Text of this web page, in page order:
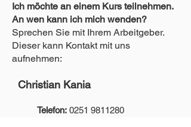
Ich möchte an einem Kurs teilnehmen.
An wen kann ich mich wenden?
Sprechen Sie mit Ihrem Arbeitgeber.
Dieser kann Kontakt mit uns
aufnehmen:
Christian Kania
Telefon: 0251 9811280